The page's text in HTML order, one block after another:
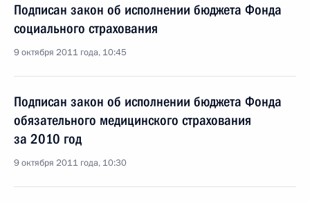
Подписан закон об исполнении бюджета Фонда
социального страхования
9 октября 2011 года, 10:45
Подписан закон об исполнении бюджета Фонда
обязательного медицинского страхования
за 2010 год
9 октября 2011 года, 10:30